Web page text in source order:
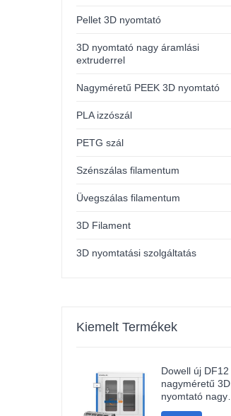
Pellet 3D nyomtató
3D nyomtató nagy áramlási
extruderrel
Nagyméretű PEEK 3D nyomtató
PLA izzószál
PETG szál
Szénszálas filamentum
Üvegszálas filamentum
3D Filament
3D nyomtatási szolgáltatás
Kiemelt Termékek
Dowell új DF12
nagyméretű 3D
nyomtató nagy
pontosságú